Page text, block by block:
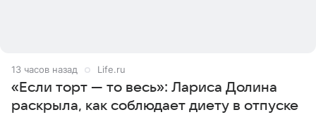
13 часов назад Life.ru
«Если торт — то весь»: Лариса Долина
раскрыла, как соблюдает диету в отпуске